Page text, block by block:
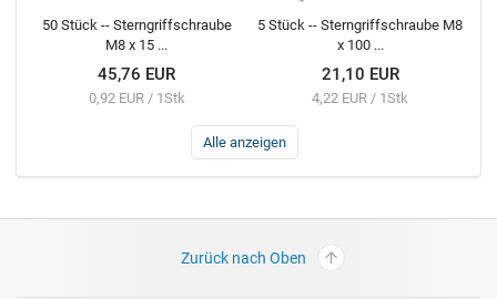
50 Stück -- Sterngriffschraube
M8 x 15 ...
45,76 EUR
0,92 EUR / 1Stk
5 Stück -- Sterngriffschraube M8
x 100 ...
21,10 EUR
4,22 EUR / 1Stk
Alle anzeigen
Zurück nach Oben